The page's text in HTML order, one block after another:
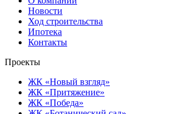
Отдел продаж
Адрес
460050, г. Оренбург, ул. Рокоссовского 33
Телефон
+7 (3532) 260-248
Адрес
460052, г. Оренбург, ул. Монтажников 22
Телефон
+7 (3532) 210-151
Меню